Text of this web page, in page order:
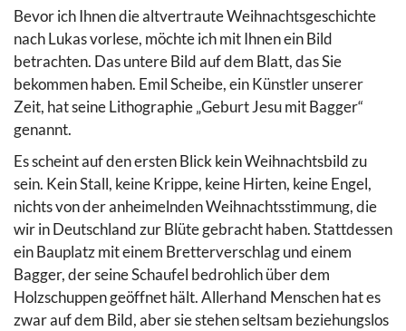
Bevor ich Ihnen die altvertraute Weihnachtsgeschichte
nach Lukas vorlese, möchte ich mit Ihnen ein Bild
betrachten. Das untere Bild auf dem Blatt, das Sie
bekommen haben. Emil Scheibe, ein Künstler unserer
Zeit, hat seine Lithographie „Geburt Jesu mit Bagger“
genannt.
Es scheint auf den ersten Blick kein Weihnachtsbild zu
sein. Kein Stall, keine Krippe, keine Hirten, keine Engel,
nichts von der anheimelnden Weihnachtsstimmung, die
wir in Deutschland zur Blüte gebracht haben. Stattdessen
ein Bauplatz mit einem Bretterverschlag und einem
Bagger, der seine Schaufel bedrohlich über dem
Holzschuppen geöffnet hält. Allerhand Menschen hat es
zwar auf dem Bild, aber sie stehen seltsam beziehungslos